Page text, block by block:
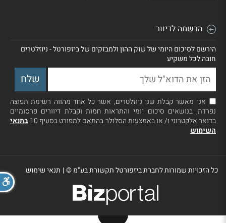
הרשמה לדיוור
הירשם לסיכום היומי של שוק ההון ולמבזקים של ביזפורטל - ניוזלטרים
חובה לכל משקיע
אני מאשר קבלת שני ניוזלטרים, אשר כל אחד מהווה רשימת תפוצה
נפרדת, בנושאים סיכום יומי והתראות חמות וקבלת דיוורים פרסומיים
בדואר אלקטרוני ו/ או באמצעות הסלולר בהתאם למפורט בסעיף 10
בתנאי
השימוש
כל הזכויות שמורות לחברת ביזפורטל תקשורת בע"מ ©| תנאי שימוש